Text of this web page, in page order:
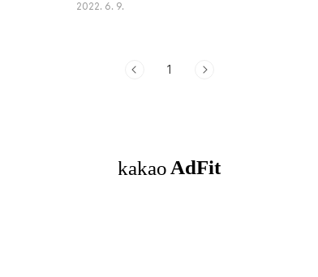
입니다. (하지만 나이가 들고 보니 밥이 제일
‘리틀 포레스트’입니다. 일본만화가 원작이라
2022. 6. 9.
1